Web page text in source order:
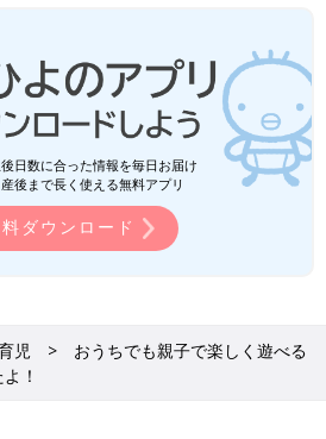
日数に合った情報を毎日お届け
後まで長く使える無料アプリ
ダウンロード
児
おうちでも親子で楽しく遊べる
！